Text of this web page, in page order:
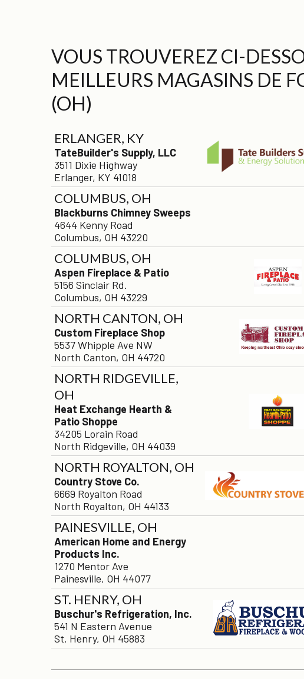
VOUS TROUVEREZ CI-
MEILLEURS MAGASINS DE
(OH)
ERLANGER, KY
TateBuilder's Supply, LLC
3511 Dixie Highway
Erlanger, KY 41018
COLUMBUS, OH
Blackburns Chimney Sweeps
4644 Kenny Road
Columbus, OH 43220
COLUMBUS, OH
Aspen Fireplace & Patio
5156 Sinclair Rd.
Columbus, OH 43229
NORTH CANTON, OH
Custom Fireplace Shop
5537 Whipple Ave NW
North Canton, OH 44720
NORTH RIDGEVILLE,
OH
Heat Exchange Hearth &
Patio Shoppe
34205 Lorain Road
North Ridgeville, OH 44039
NORTH ROYALTON, OH
Country Stove Co.
6669 Royalton Road
North Royalton, OH 44133
PAINESVILLE, OH
American Home and Energy
Products Inc.
1270 Mentor Ave
Painesville, OH 44077
ST. HENRY, OH
Buschur's Refrigeration, Inc.
541 N Eastern Avenue
St. Henry, OH 45883